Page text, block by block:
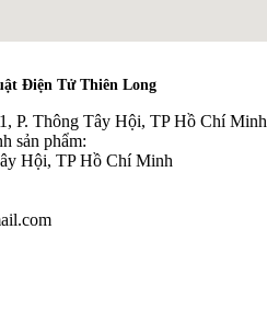
Điện Tử Thiên Long
P. Thông Tây Hội, TP Hồ Chí Minh
sản phẩm:
Hội, TP Hồ Chí Minh